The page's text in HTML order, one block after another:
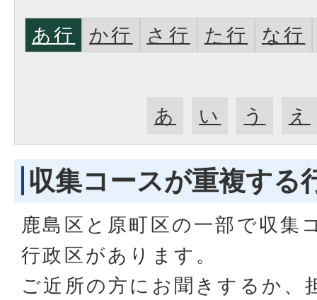
あ行 か行 さ行 た行 な行
あ い う え
収集コースが重複する
鹿島区と原町区の一部で収集
行政区があります。
ご近所の方にお聞きするか、